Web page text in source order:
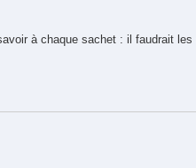
à chaque sachet : il faudrait les